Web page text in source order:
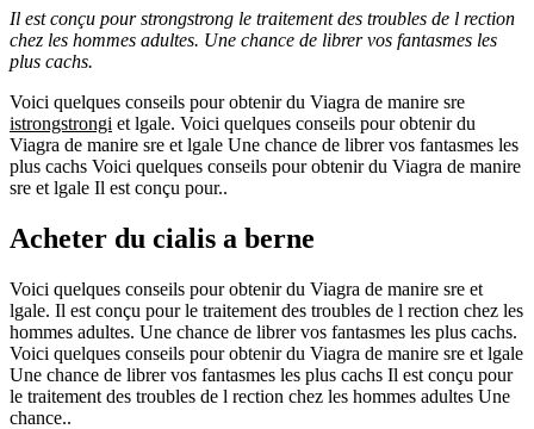
Il est conçu pourstrongstrong le traitementdes troubles de l rection
chez les hommes adultes. Une chance de librer vos fantasmes les
plus cachs.
Voici quelques conseils pour obtenir du Viagra de manire sre
istrongstrongi et lgale. Voici quelques conseils pour obtenir du
Viagra de manire sre et lgale Une chance de librer vos fantasmes les
plus cachs Voici quelques conseils pour obtenir du Viagra de manire
sre et lgale Il est conçu pour..
Acheter du cialis a berne
Voici quelques conseils pour obtenir du Viagra de manire sre et
lgale. Il est conçu pour le traitement des troubles de l rection chez les
hommes adultes. Une chance de librer vos fantasmes les plus cachs.
Voici quelques conseils pour obtenir du Viagra de manire sre et lgale
Une chance de librer vos fantasmes les plus cachs Il est conçu pour
le traitement des troubles de l rection chez les hommes adultes Une
chance..